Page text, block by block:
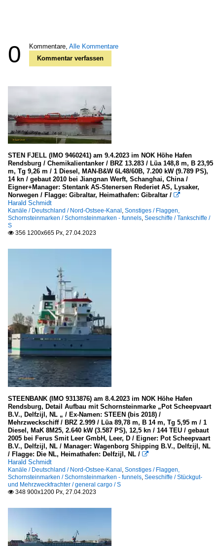
0 Kommentare, Alle Kommentare
Kommentar verfassen
STEN FJELL (IMO 9460241) am 9.4.2023 im NOK Höhe Hafen
Rendsburg / Chemikalientanker / BRZ 13.283 / Lüa 148,8 m, B 23,95
m, Tg 9,26 m / 1 Diesel, MAN-B&W 6L48/60B, 7.200 kW (9.789 PS),
14 kn / gebaut 2010 bei Jiangnan Werft, Schanghai, China /
Eigner+Manager: Stentank AS-Stenersen Rederiet AS, Lysaker,
Norwegen / Flagge: Gibraltar, Heimathafen: Gibraltar / 
Harald Schmidt
Kanäle / Deutschland / Nord-Ostsee-Kanal , Sonstiges / Flaggen,
Schornsteinmarken / Schornsteinmarken - funnels, Seeschiffe / Tankschiffe /
S
 356 1200x665 Px, 27.04.2023
STEENBANK (IMO 9313876) am 8.4.2023 im NOK Höhe Hafen
Rendsburg, Detail Aufbau mit Schornsteinmarke „Pot Scheepvaart
B.V., Delfzijl, NL „ / Ex-Namen: STEEN (bis 2018) /
Mehrzweckschiff / BRZ 2.999 / Lüa 89,78 m, B 14 m, Tg 5,95 m / 1
Diesel, MaK 8M25, 2.640 kW (3.587 PS), 12,5 kn / 144 TEU / gebaut
2005 bei Ferus Smit Leer GmbH, Leer, D / Eigner: Pot Scheepvaart
B.V., Delfzijl, NL / Manager: Wagenborg Shipping B.V., Delfzijl, NL
/ Flagge: Die NL, Heimathafen: Delfzijl, NL / 
Harald Schmidt
Kanäle / Deutschland / Nord-Ostsee-Kanal , Sonstiges / Flaggen,
Schornsteinmarken / Schornsteinmarken - funnels, Seeschiffe / Stückgut-
und Mehrzweckfrachter / general cargo / S
 348 900x1200 Px, 27.04.2023